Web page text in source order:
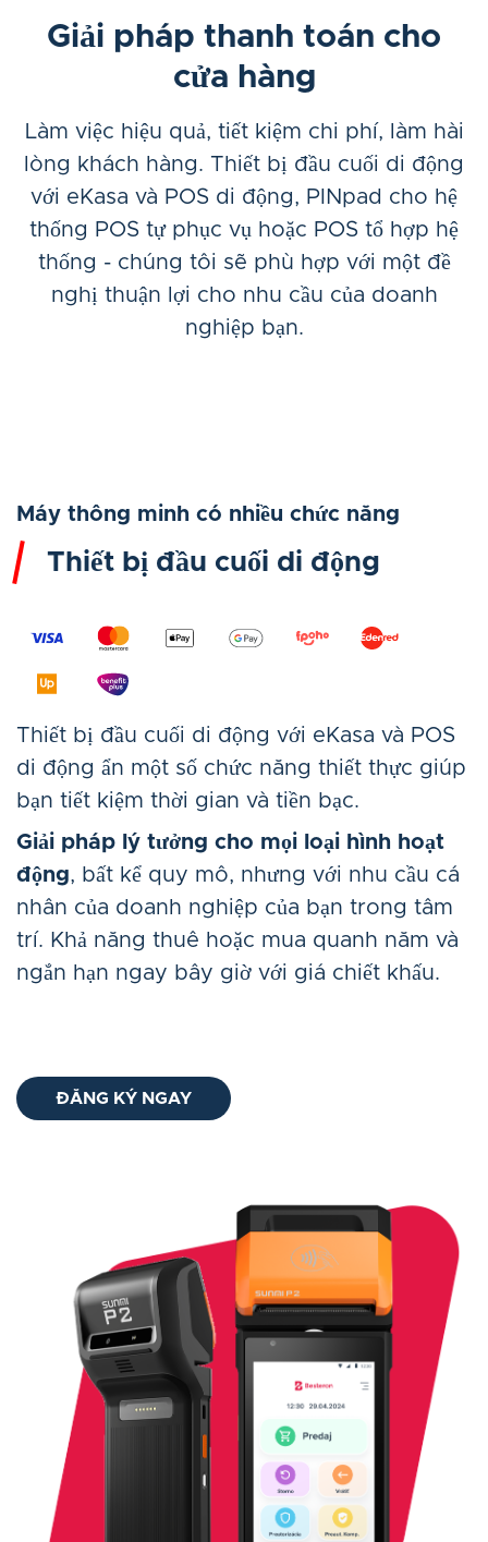
Giải pháp thanh toán cho
cửa hàng
Làm việc hiệu quả, tiết kiệm chi phí, làm hài
lòng khách hàng. Thiết bị đầu cuối di động
với eKasa và POS di động, PINpad cho hệ
thống POS tự phục vụ hoặc POS tổ hợp hệ
thống - chúng tôi sẽ phù hợp với một đề
nghị thuận lợi cho nhu cầu của doanh
nghiệp bạn.
Máy thông minh có nhiều chức năng
Thiết bị đầu cuối di động
Thiết bị đầu cuối di động với eKasa và POS
di động ẩn một số chức năng thiết thực giúp
bạn tiết kiệm thời gian và tiền bạc.
Giải pháp lý tưởng cho mọi loại hình hoạt
động, bất kể quy mô, nhưng với nhu cầu cá
nhân của doanh nghiệp của bạn trong tâm
trí. Khả năng thuê hoặc mua quanh năm và
ngắn hạn ngay bây giờ với giá chiết khấu.
ĐĂNG KÝ NGAY